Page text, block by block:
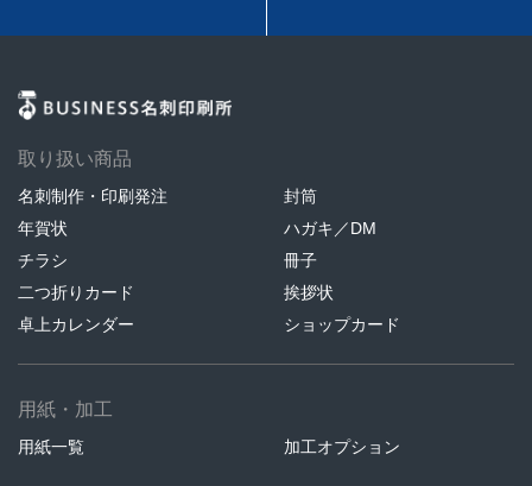
取り扱い商品
名刺制作・印刷発注
封筒
年賀状
ハガキ／DM
チラシ
冊子
二つ折りカード
挨拶状
卓上カレンダー
ショップカード
用紙・加工
用紙一覧 加工オプション